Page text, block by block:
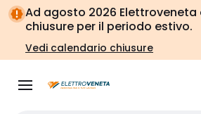
Vai alla
navigazione
Vai
alla
pagina
Ad agosto 2026 Elettroveneta
chiusure per il periodo estivo.
Vedi calendario chiusure